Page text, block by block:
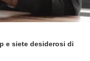
e siete desiderosi di